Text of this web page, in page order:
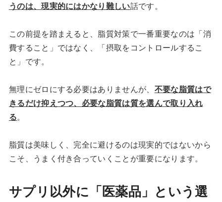
うのは、現実的にはかなり難しい話です。
この前提を踏まえると、脂質対策で一番重要なのは「消
費すること」ではなく、「摂取をコントロールするこ
と」です。
無理にゼロにする必要はありませんが、 不要な脂質はで
きるだけ抑えつつ、必要な脂質は質を選んで取り入れ
る。
脂質は美味しく、完全に避けるのは現実的ではないから
こそ、うまく付き合っていくことが重要になります。
サプリ以外に「医薬品」という選